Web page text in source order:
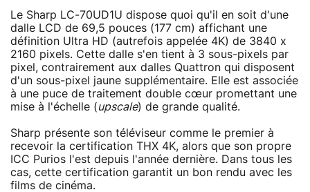
Le Sharp LC-70UD1U dispose quoi qu'il en soit d'une
dalle LCD de 69,5 pouces (177 cm) affichant une
définition Ultra HD (autrefois appelée 4K) de 3840 x
2160 pixels. Cette dalle s'en tient à 3 sous-pixels par
pixel, contrairement aux dalles Quattron qui disposent
d'un sous-pixel jaune supplémentaire. Elle est associée
à une puce de traitement double cœur promettant une
mise à l'échelle (upscale) de grande qualité.
Sharp présente son téléviseur comme le premier à
recevoir la certification THX 4K, alors que son propre
ICC Purios l'est depuis l'année dernière. Dans tous les
cas, cette certification garantit un bon rendu avec les
films de cinéma.